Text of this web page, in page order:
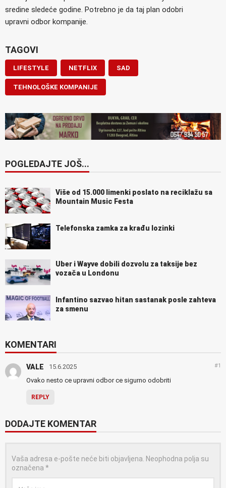
sredine sledeće godine. Potrebno je da taj plan odobri
upravni odbor kompanije.
TAGOVI
LIFESTYLE NETFLIX SAD
TEHNOLOŠKE KOMPANIJE
POGLEDAJTE JOŠ...
Više od 15.000 limenki poslato na reciklažu sa
Mountain Music Festa
Telefonska zamka za krađu lozinki
Uber i Wayve dobili dozvolu za taksije bez
vozača u Londonu
Infantino sazvao hitan sastanak posle zahteva
za smenu
KOMENTARI
VALE 15.6.2025 #1
Ovako nesto ce upravni odbor ce sigurno odobriti
REPLY
DODAJTE KOMENTAR
Vaša adresa e-pošte neće biti objavljena. Neophodna polja su
označena *